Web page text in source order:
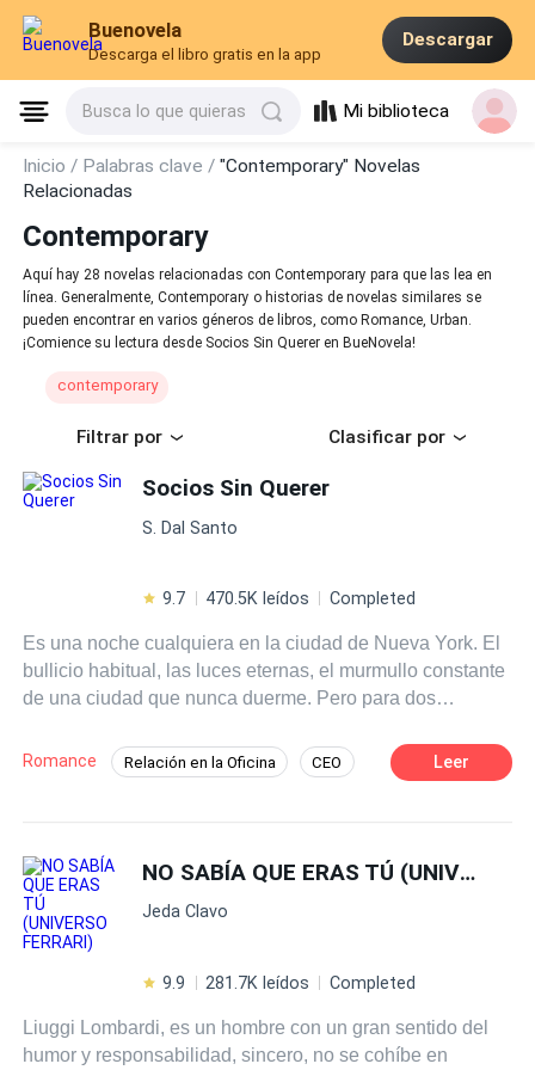
Buenovela
Descarga el libro gratis en la app
Descargar
Busca lo que quieras Mi biblioteca
Inicio / Palabras clave /"Contemporary" Novelas
Relacionadas
Contemporary
Aquí hay 28 novelas relacionadas con Contemporary para que las lea en
línea. Generalmente, Contemporary o historias de novelas similares se
pueden encontrar en varios géneros de libros, como Romance, Urban.
¡Comience su lectura desde Socios Sin Querer en BueNovela!
contemporary
Filtrar por Clasificar por
Socios Sin Querer
S. Dal Santo
9.7 470.5K leídos Completed
Es una noche cualquiera en la ciudad de Nueva York. El
bullicio habitual, las luces eternas, el murmullo constante
de una ciudad que nunca duerme. Pero para dos
bar escondido en el East Village, luces tenues, jazz
suave de fondo. Ella, con mirada distante y copa en
saber que estaba a punto de cambiar su vida. Aquel
encuentro entre Alexa Amery y Landon Lombardi no fue
una coincidencia. No del todo. Porque aunque no se
conocían, aunque sus caminos parecían completamente
ajenos... estaban destinados a cruzarse. Y no por azar.
estaba a punto de comenzar no era solo una historia. Era
el inicio de algo más grande. LA REPRODUCCIÓN
Romance Relación en la Oficina CEO Leer
NO SABÍA QUE ERAS TÚ (UNIVERSO FERRARI)
Jeda Clavo
9.9 281.7K leídos Completed
Liuggi Lombardi, es un hombre con un gran sentido del
humor y responsabilidad, sincero, no se cohíbe en